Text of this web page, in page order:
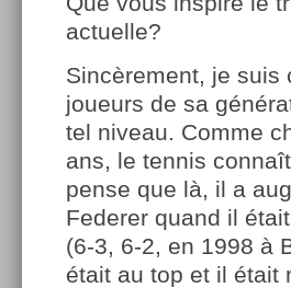
actuelle?
Sincèrement, je suis
joueurs de sa
tel niveau. Comme
ans, le tennis
pense que là, il a
Federer quand il
(6-3, 6-2, en 1998 à
était au top et il était